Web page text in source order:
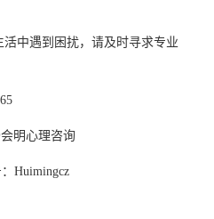
中遇到困扰，请及时寻求专业
明心理咨询
Huimingcz